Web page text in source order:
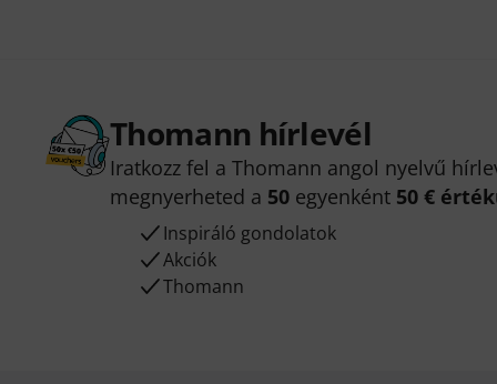
Thomann hírlevél
Iratkozz fel a Thomann angol nyelvű
megnyerheted a 50 egyenként 50 €
Inspiráló gondolatok
Akciók
Thomann